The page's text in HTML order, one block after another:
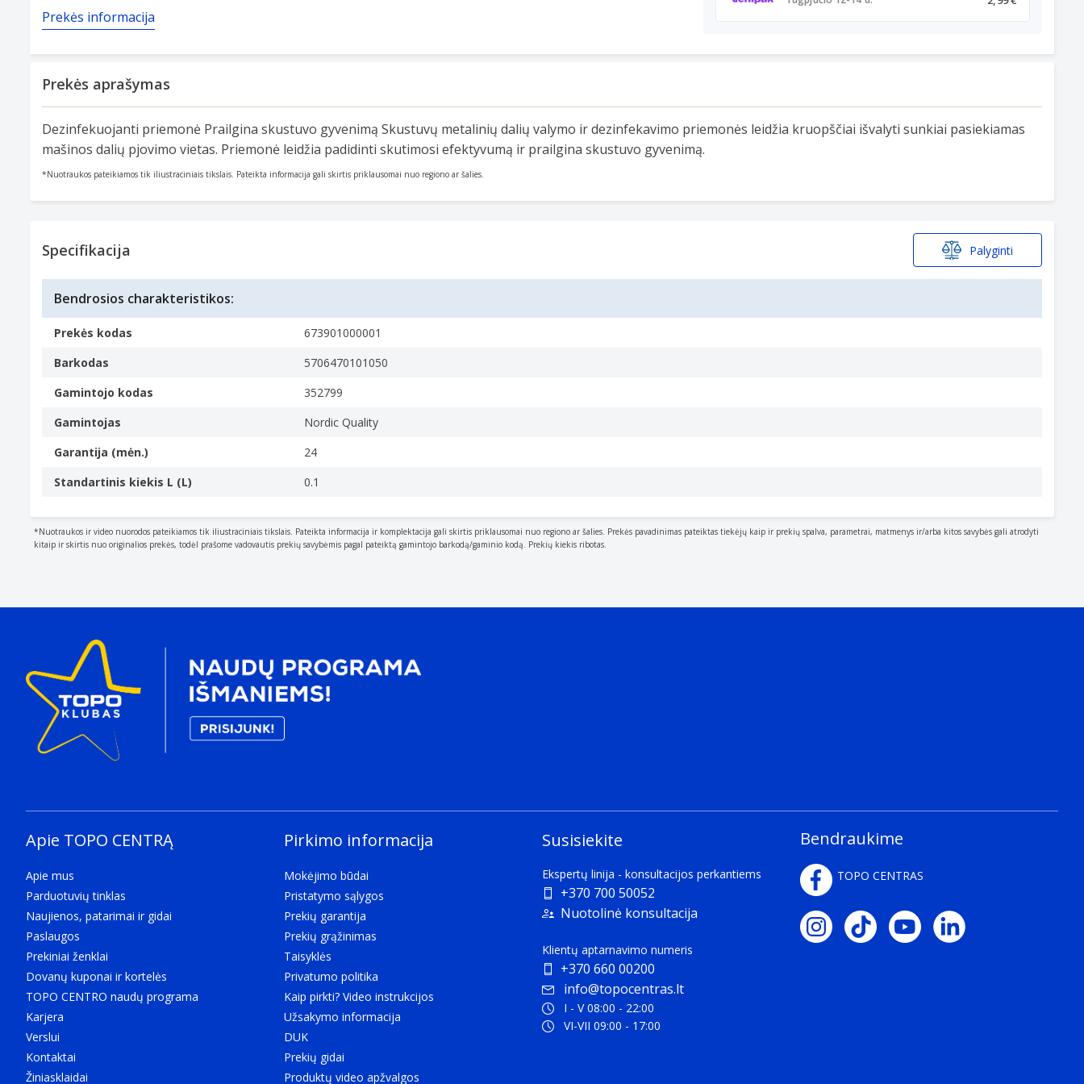
Prekės informacija
Prekės aprašymas
Dezinfekuojanti priemonė Prailgina skustuvo gyvenimą Skustuvų metalinių dalių valymo ir dezinfekavimo priemonės leidžia kruopščiai išvalyti sunkiai pasiekiamas
mašinos dalių pjovimo vietas. Priemonė leidžia padidinti skutimosi efektyvumą ir prailgina skustuvo gyvenimą.
*Nuotraukos pateikiamos tik iliustraciniais tikslais. Pateikta informacija gali skirtis priklausomai nuo regiono ar šalies.
Specifikacija Palyginti
Bendrosios charakteristikos:
Prekės kodas
673901000001
Barkodas
5706470101050
Gamintojo kodas
352799
Gamintojas
Nordic Quality
Garantija (mėn.)
24
Standartinis kiekis L (L)
0.1
*Nuotraukos ir video nuorodos pateikiamos tik iliustraciniais tikslais. Pateikta informacija ir komplektacija gali skirtis priklausomai nuo regiono ar šalies. Prekės pavadinimas pateiktas tiekėjų kaip ir prekių spalva, parametrai, matmenys ir/arba kitos savybės gali atrodyti
kitaip ir skirtis nuo originalios prekės, todėl prašome vadovautis prekių savybėmis pagal pateiktą gamintojo barkodą/gaminio kodą. Prekių kiekis ribotas.
Apie TOPO CENTRĄ
Apie mus
Parduotuvių tinklas
Naujienos, patarimai ir gidai
Paslaugos
Prekiniai ženklai
Dovanų kuponai ir kortelės
TOPO CENTRO naudų programa
Karjera
Verslui
Kontaktai
Žiniasklaidai
Pirkimo informacija
Mokėjimo būdai
Pristatymo sąlygos
Prekių garantija
Prekių grąžinimas
Taisyklės
Privatumo politika
Kaip pirkti? Video instrukcijos
Užsakymo informacija
DUK
Prekių gidai
Produktų video apžvalgos
Susisiekite
Ekspertų linija - konsultacijos perkantiems
+370 700 50052
Nuotolinė konsultacija
Klientų aptarnavimo numeris
+370 660 00200
info@topocentras.lt
I - V 08:00 - 22:00
VI-VII 09:00 - 17:00
Bendraukime
TOPO CENTRAS